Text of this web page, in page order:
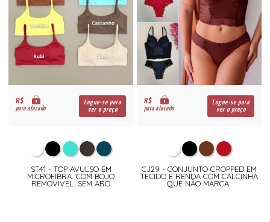
R$
para atacado
Logue-se para
ver o preço
ST41 - TOP AVULSO EM
MICROFIBRA. COM BOJO
REMOVIVEL. SEM ARO
R$
para atacado
Logue-se para
ver o preço
CJ29 - CONJUNTO CROPPED EM
TECIDO E RENDA COM CALCINHA
QUE NÃO MARCA.